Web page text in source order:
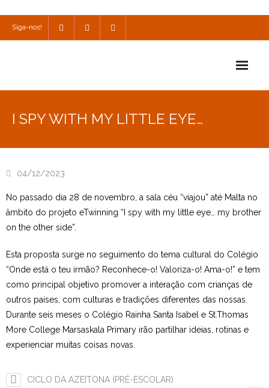
Siga-nos!
Consulta
Utilidades
Estudar no CRSI
Contactos
I SPY WITH MY LITTLE EYE…
04/12/2023
No passado dia 28 de novembro, a sala céu “viajou” até Malta no
âmbito do projeto eTwinning “I spy with my little eye… my brother
on the other side”.
Esta proposta surge no seguimento do tema cultural do Colégio
“Onde está o teu irmão? Reconhece-o! Valoriza-o! Ama-o!” e tem
como principal objetivo promover a interação com crianças de
outros países, com culturas e tradições diferentes das nossas.
Durante seis meses o Colégio Rainha Santa Isabel e St.Thomas
More College Marsaskala Primary irão partilhar ideias, rotinas e
experienciar muitas coisas novas.
CICLO DA AZEITONA (PRÉ-ESCOLAR)